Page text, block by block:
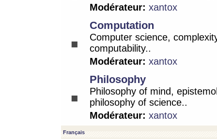
Modérateur: xantox
Computation
Computer science,
computability..
Modérateur: xantox
Philosophy
Philosophy of mind,
philosophy of science..
Modérateur: xantox
Français